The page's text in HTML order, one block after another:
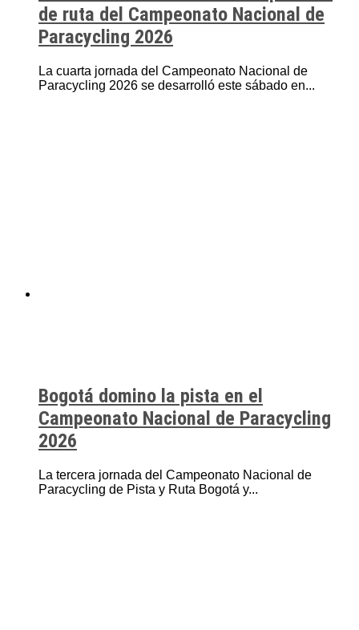
de ruta del Campeonato Nacional de
Paracycling 2026
La cuarta jornada del Campeonato Nacional de
Paracycling 2026 se desarrolló este sábado en...
Bogotá domino la pista en el
Campeonato Nacional de Paracycling
2026
La tercera jornada del Campeonato Nacional de
Paracycling de Pista y Ruta Bogotá y...